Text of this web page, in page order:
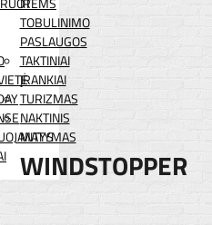
TOBULINIMO
PASLAUGOS
TAKTINIAI
ĮRANKIAI
TURIZMAS
NAKTINIS
MATYMAS
WINDSTOPPER